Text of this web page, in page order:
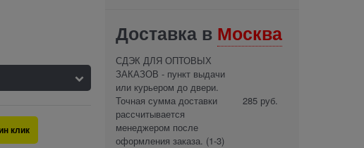
клик
Доставка в Москва
СДЭК ДЛЯ ОПТОВЫХ
ЗАКАЗОВ - пункт выдачи
или курьером до двери.
Точная сумма доставки
рассчитывается
менеджером после
оформления заказа. (1-3)
285 руб.